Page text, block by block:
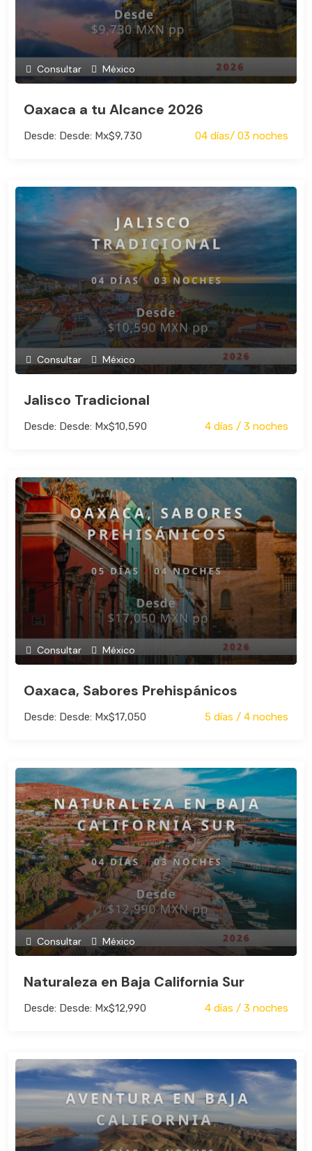
Consultar México
Oaxaca a tu Alcance 2026
Desde: Desde: Mx$9,730 04 días/ 03 noches
Consultar México
Jalisco Tradicional
Desde: Desde: Mx$10,590 4 días / 3 noches
Consultar México
Oaxaca, Sabores Prehispánicos
Desde: Desde: Mx$17,050 5 días / 4 noches
Consultar México
Naturaleza en Baja California Sur
Desde: Desde: Mx$12,990 4 días / 3 noches